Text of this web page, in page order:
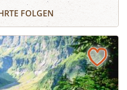
Ranger:in – wilde
Orte.
Auf Wunsch ist eine
Pavillon
(nicht im Preis
organisiert
Gesäuse
FOLGEN